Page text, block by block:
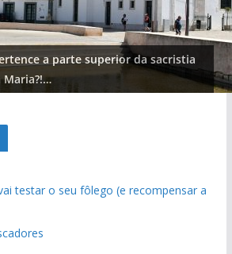
a parte superior da sacristia
Maria?!…
testar o seu fôlego (e recompensar a